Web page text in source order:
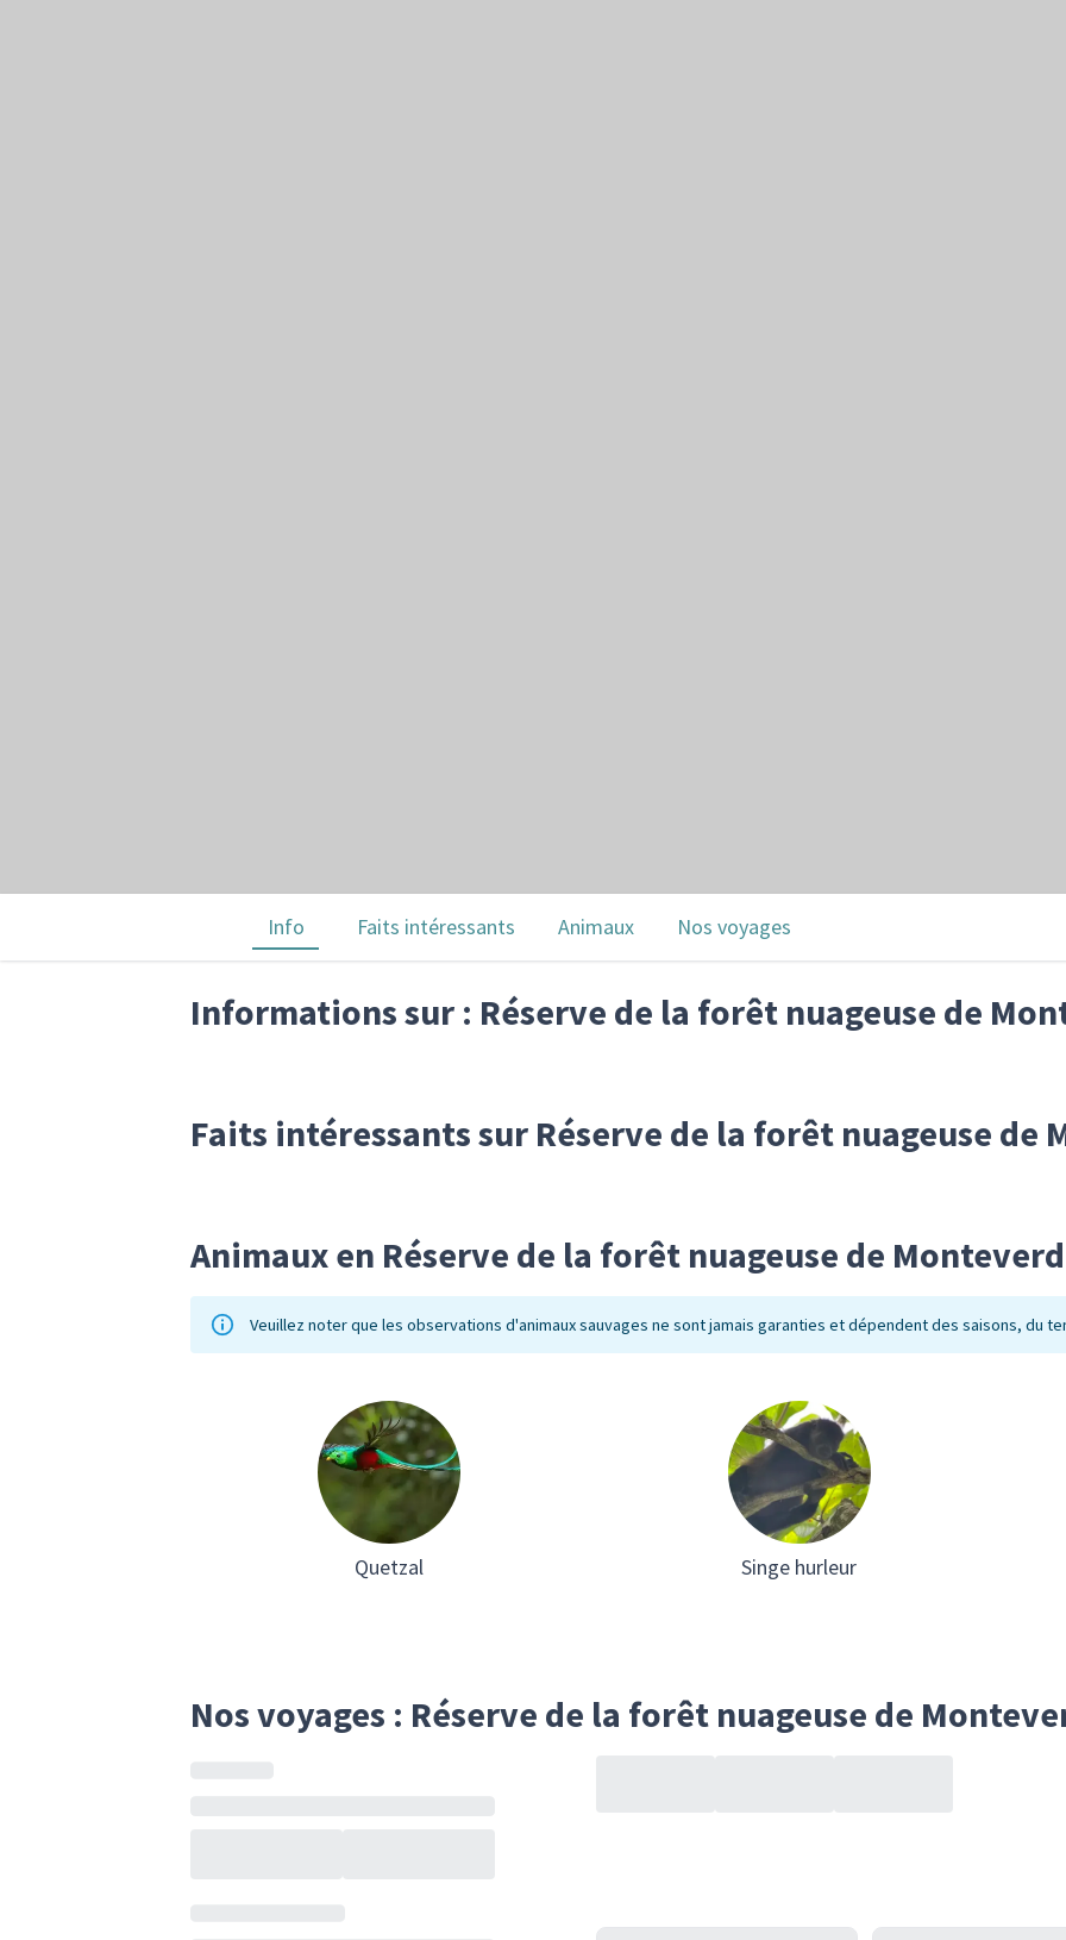
Info Faits intéressants Animaux Nos voyages
Informations sur : Réserve de la forêt nuageuse de
Faits intéressants sur Réserve de la forêt nuageuse de
Animaux en Réserve de la forêt nuageuse de
Veuillez noter que les observations d'animaux sauvages ne sont jamais garanties et dépendent des saisons, du
Quetzal Singe hurleur
Nos voyages : Réserve de la forêt nuageuse de